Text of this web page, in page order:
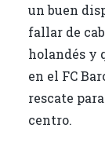
un buen
fallar de
holandés y
en el FC
rescate
centro.